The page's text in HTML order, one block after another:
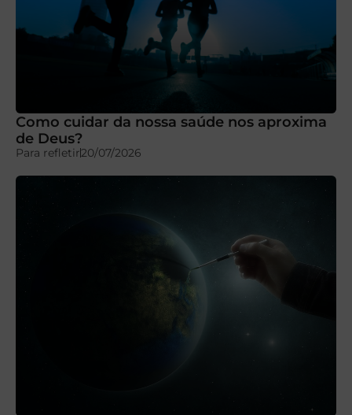
Como cuidar da nossa saúde nos aproxima
de Deus?
Para refletir20/07/2026